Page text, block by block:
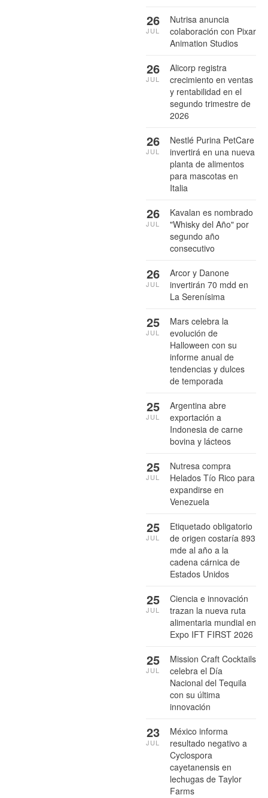
Nutrisa anuncia
colaboración con Pixar
Animation Studios
26
JUL
Alicorp registra
crecimiento en ventas
y rentabilidad en el
segundo trimestre de
2026
26
JUL
Nestlé Purina PetCare
invertirá en una nueva
planta de alimentos
para mascotas en
Italia
26
JUL
Kavalan es nombrado
"Whisky del Año" por
segundo año
consecutivo
26
JUL
Arcor y Danone
invertirán 70 mdd en
La Serenísima
26
JUL
Mars celebra la
evolución de
Halloween con su
informe anual de
tendencias y dulces
de temporada
25
JUL
Argentina abre
exportación a
Indonesia de carne
bovina y lácteos
25
JUL
Nutresa compra
Helados Tío Rico para
expandirse en
Venezuela
25
JUL
Etiquetado obligatorio
de origen costaría 893
mde al año a la
cadena cárnica de
Estados Unidos
25
JUL
Ciencia e innovación
trazan la nueva ruta
alimentaria mundial en
Expo IFT FIRST 2026
25
JUL
Mission Craft Cocktails
celebra el Día
Nacional del Tequila
con su última
innovación
25
JUL
México informa
resultado negativo a
Cyclospora
cayetanensis en
lechugas de Taylor
Farms
23
JUL